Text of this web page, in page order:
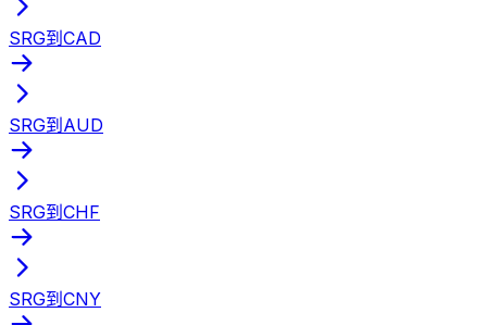
SRG到CAD
SRG到AUD
SRG到CHF
SRG到CNY